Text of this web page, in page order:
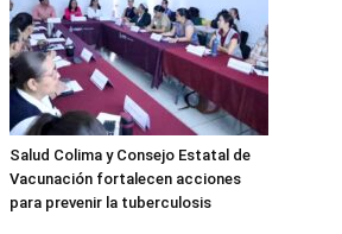
Salud Colima y Consejo Estatal de
Vacunación fortalecen acciones
para prevenir la tuberculosis